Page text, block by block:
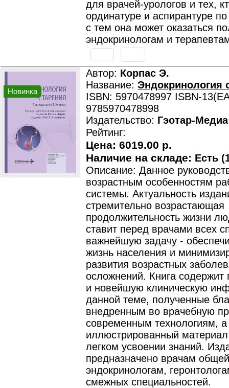
для врачей-урологов и тех,
ординатуре и аспирантуре
с тем она может оказаться
эндокринологам и
Новинка
Автор: Корпас Э.
Название: Эндокринология
ISBN: 5970478997 ISBN-
9785970478998
Издательство: Гэотар-Медиа
Рейтинг:
Цена: 6019.00 р.
Наличие на складе: Есть
Описание: Данное
возрастным особенностям
системы. Актуальность
стремительно возрастающая
продолжительность жизни
ставит перед врачами всех
важнейшую задачу -
жизнь населения и
развития возрастных
осложнений. Книга
и новейшую клиническую
данной теме, полученные
внедренным во врачебную
современным технологиям, а
иллюстрированный материал
легком усвоении знаний.
предназначено врачам
эндокринологам,
смежных специальностей.